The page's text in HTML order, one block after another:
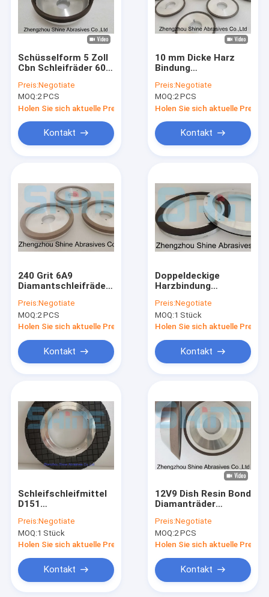
Produkte
Über uns
Werksbesichtigung
Nachricht
Angebot anfordern
Schüsselform 5 Zoll
Cbn Schleifräder 600
Preis:Negotiate
MOQ:2 PCS
Holen Sie sich aktuelle Preis
Kontakt
10 mm Dicke Harz
Bindung
mm 3A1 Festkarbid
Schleifen
Preis:Negotiate
MOQ:2 PCS
Holen Sie sich aktuelle Preis
Kontakt
240 Grit 6A9
Diamantschleifräder
Karbidsägen
Preis:Negotiate
MOQ:2 PCS
Holen Sie sich aktuelle Preis
Kontakt
Doppeldeckige
Harzbindung
mm Kubik-
Bornitridrad
Preis:Negotiate
MOQ:1 Stück
Holen Sie sich aktuelle Preis
Kontakt
Schleifschleifmittel
D151
zum Schleifen von
Wolframkarbid
Preis:Negotiate
MOQ:1 Stück
Holen Sie sich aktuelle Preis
Kontakt
12V9 Dish Resin Bond
Diamanträder
Cbn Schleifräder
Preis:Negotiate
MOQ:2 PCS
Holen Sie sich aktuelle Preis
Kontakt